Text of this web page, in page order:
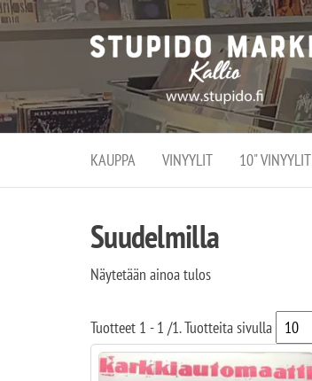
KAUPPA VINYYLIT 10" VINYYLIT
Suudelmilla
Näytetään ainoa tulos
Tuotteet 1 - 1 /1. Tuotteita sivulla